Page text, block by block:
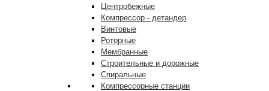
Центробежные
Компрессор - детандер
Винтовые
Роторные
Мембранные
Строительные и дорожные
Спиральные
Компрессорные станции